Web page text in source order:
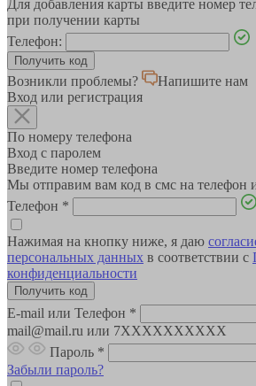
Для добавления карты введите номер
при получении карты
Телефон:
Возникли проблемы?
Напишите нам
Вход или регистрация
По номеру телефона
Вход с паролем
Введите номер телефона
Мы отправим вам код в смс на телефон
Телефон *
Нажимая на кнопку ниже, я даю
персональных данных в соответствии с
конфиденциальности
E-mail или Телефон *
mail@mail.ru или 7XXXXXXXXXX
Пароль *
Забыли пароль?